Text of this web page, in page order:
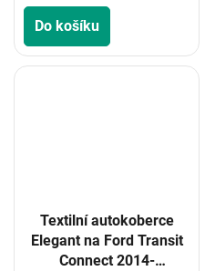
Do košíku
Textilní autokoberce
Elegant na Ford Transit
Connect 2014-